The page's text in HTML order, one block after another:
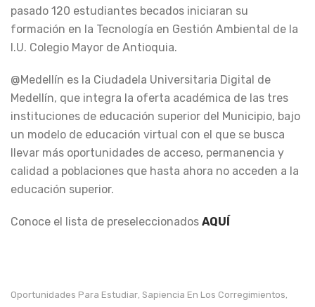
pasado 120 estudiantes becados iniciaran su
formación en la Tecnología en Gestión Ambiental de la
I.U. Colegio Mayor de Antioquia.
@Medellín es la Ciudadela Universitaria Digital de
Medellín, que integra la oferta académica de las tres
instituciones de educación superior del Municipio, bajo
un modelo de educación virtual con el que se busca
llevar más oportunidades de acceso, permanencia y
calidad a poblaciones que hasta ahora no acceden a la
educación superior.
Conoce el lista de preseleccionados AQUÍ
Oportunidades Para Estudiar Sapiencia En Los Corregimientos